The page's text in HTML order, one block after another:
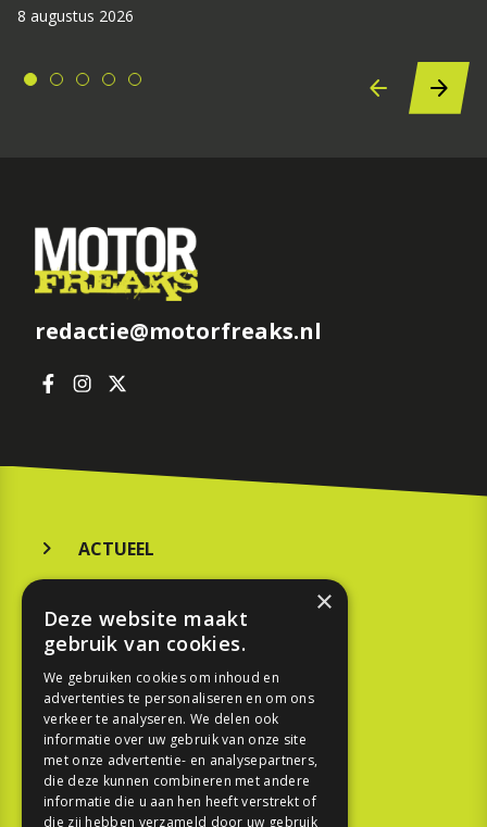
8 augustus 2026
redactie@motorfreaks.nl
ACTUEEL
KOOPGIDS
TESTEN
SPORT
REPORTAGE
×
Deze website maakt
gebruik van cookies.
We gebruiken cookies om inhoud en
advertenties te personaliseren en om ons
verkeer te analyseren. We delen ook
informatie over uw gebruik van onze site
met onze advertentie- en analysepartners,
die deze kunnen combineren met andere
informatie die u aan hen heeft verstrekt of
die zij hebben verzameld door uw gebruik